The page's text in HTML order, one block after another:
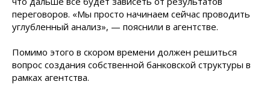
переговоров. «Мы просто начинаем сейчас проводить
углубленный анализ», — пояснили в агентстве.
Помимо этого в скором времени должен решиться
вопрос создания собственной банковской структуры в
рамках агентства.